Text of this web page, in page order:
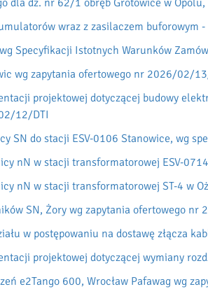
dla dz. nr 62/1 obręb Grotowice w
wraz z zasilaczem
Specyfikacji Istotnych Warunków
wg zapytania ofertowego nr 2026/02/
projektowej dotyczącej budowy
12/DTI
SN do stacji ESV-0106 Stanowice, wg
nN w stacji transformatorowej ESV-
nN w stacji transformatorowej ST-4 w
SN, Żory wg zapytania ofertowego
w postępowaniu na dostawę złącza
projektowej dotyczącej wymiany
e2Tango 600, Wrocław Pafawag wg